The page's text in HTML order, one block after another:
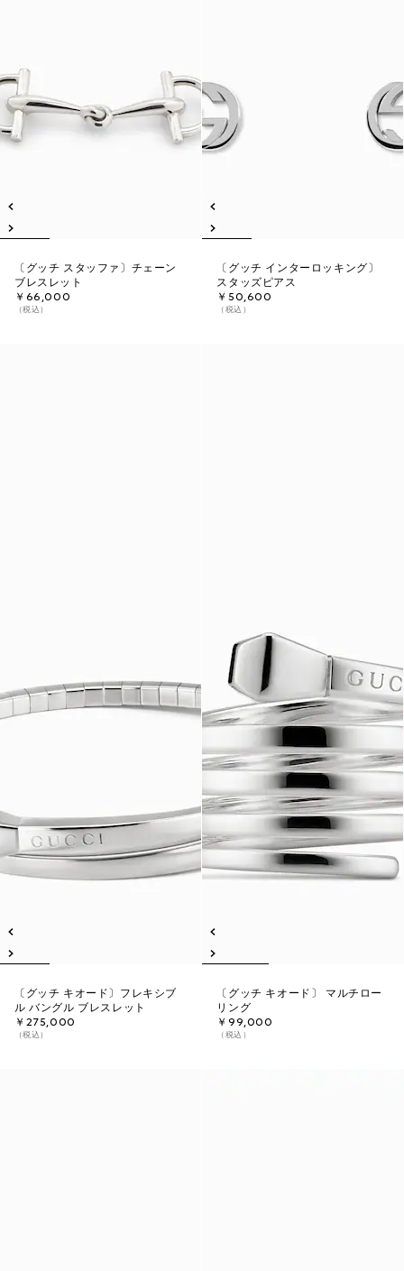
〔グッチ スタッファ〕チェーン
ブレスレット
￥66,000
（税込）
〔グッチ インターロッキング〕
スタッズピアス
￥50,600
（税込）
〔グッチ キオード〕フレキシブ
ル バングル ブレスレット
￥275,000
（税込）
〔グッチ キオード〕 マルチロー
リング
￥99,000
（税込）